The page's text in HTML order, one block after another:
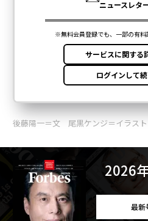
後藤陽一＝文 尾黒ケンジ＝イラス
2026
最新